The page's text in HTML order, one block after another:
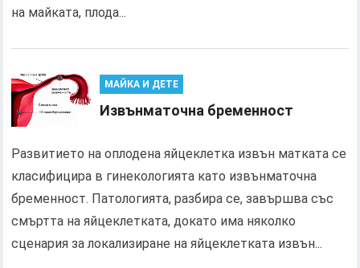
на майката, плода...
МАЙКА И ДЕТЕ
Извънматочна бременност
Развитието на оплодена яйцеклетка извън матката се
класифицира в гинекологията като извънматочна
бременност. Патологията, разбира се, завършва със
смъртта на яйцеклетката, докато има няколко
сценария за локализиране на яйцеклетката извън...